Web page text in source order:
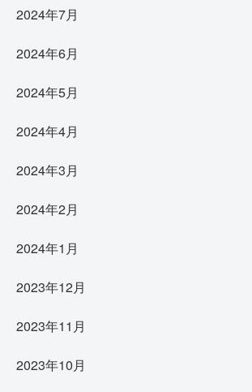
2024年7月
2024年6月
2024年5月
2024年4月
2024年3月
2024年2月
2024年1月
2023年12月
2023年11月
2023年10月